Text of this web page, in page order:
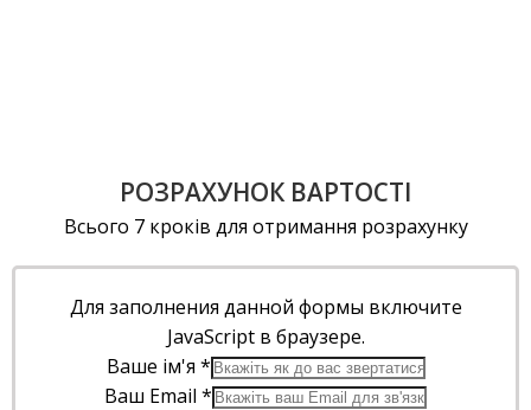
РОЗРАХУНОК ВАРТОСТІ
Всього 7 кроків для отримання розрахунку
Для заполнения данной формы включите
JavaScript в браузере.
Ваше ім'я *
Ваш Email *